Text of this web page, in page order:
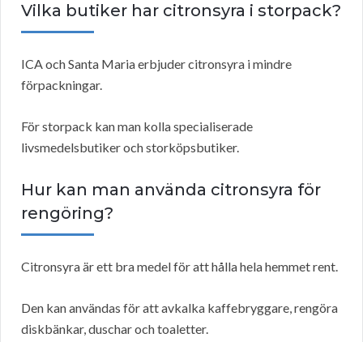
Vilka butiker har citronsyra i storpack?
ICA och Santa Maria erbjuder citronsyra i mindre
förpackningar.
För storpack kan man kolla specialiserade
livsmedelsbutiker och storköpsbutiker.
Hur kan man använda citronsyra för
rengöring?
Citronsyra är ett bra medel för att hålla hela hemmet rent.
Den kan användas för att avkalka kaffebryggare, rengöra
diskbänkar, duschar och toaletter.